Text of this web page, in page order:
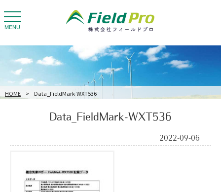
toggle
navigation
MENU
HOME > Data_FieldMark-WXT536
Data_FieldMark-WXT536
2022-09-06